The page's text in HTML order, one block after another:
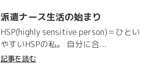
派遣ナース生活の始まり
HSP(highly sensitive person)＝ひと
やすいHSPの私。 自分に合...
記事を読む